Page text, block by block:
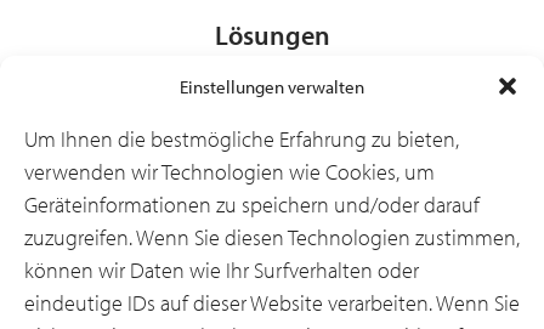
Einstellungen verwalten
Um Ihnen die bestmögliche Erfahrung zu bieten,
verwenden wir Technologien wie Cookies, um
Geräteinformationen zu speichern und/oder darauf
zuzugreifen. Wenn Sie diesen Technologien zustimmen,
können wir Daten wie Ihr Surfverhalten oder
eindeutige IDs auf dieser Website verarbeiten. Wenn Sie
Lösungen
Branchen
Ressourcen